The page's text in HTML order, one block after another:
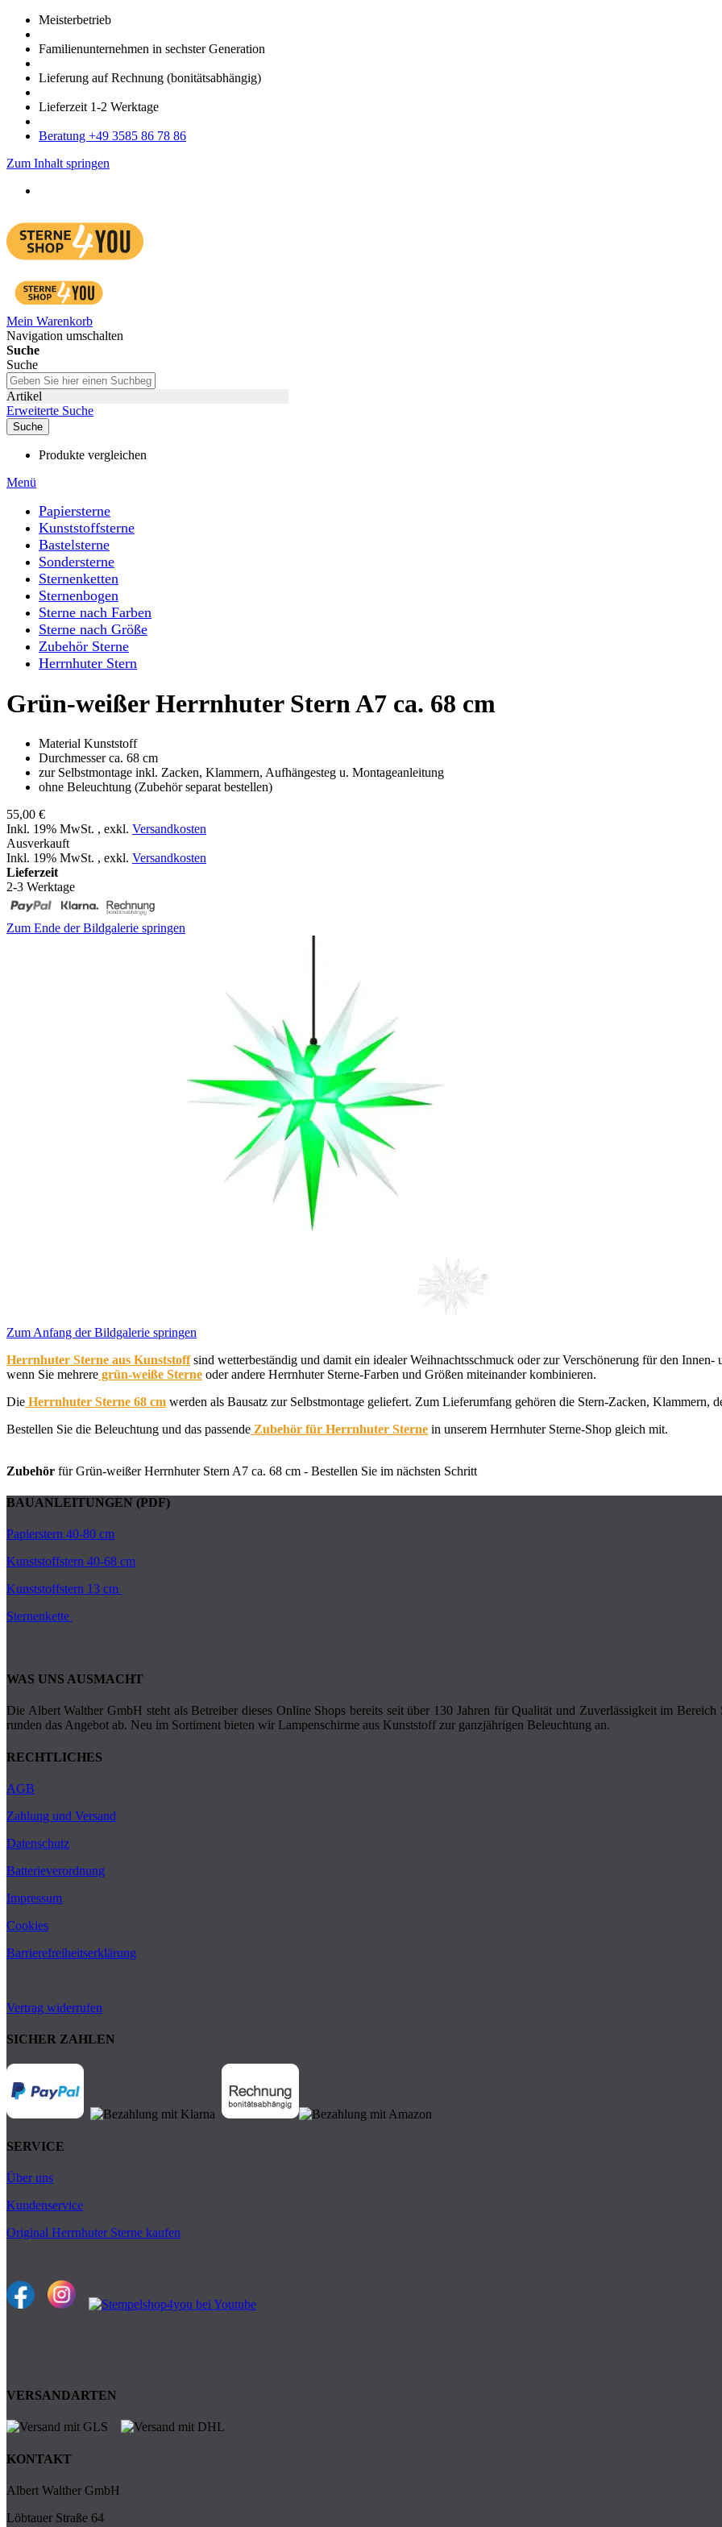
Meister­betrieb
Familien­unter­nehmen in sechster Gene­ration
Lieferung auf Rech­nung (bonitätsabhängig)
Liefer­zeit 1-2 Werk­tage
Bera­tung +49 3585 86 78 86
Zum Inhalt springen
Mein Warenkorb
Navigation umschalten
Suche
Suche
Artikel
Erweiterte Suche
Suche
Produkte vergleichen
Menü
Papiersterne
Kunststoffsterne
Bastelsterne
Sondersterne
Sternenketten
Sternenbogen
Sterne nach Farben
Sterne nach Größe
Zubehör Sterne
Herrnhuter Stern
Grün-weißer Herrnhuter Stern A7 ca. 68 cm
Material Kunststoff
Durchmesser ca. 68 cm
zur Selbstmontage inkl. Zacken, Klammern, Aufhängesteg u. Montageanleitung
ohne Beleuchtung (Zubehör separat bestellen)
55,00 €
Inkl. 19% MwSt. , exkl. Versandkosten
Ausverkauft
Inkl. 19% MwSt. , exkl. Versandkosten
Lieferzeit
2-3 Werktage
Zum Ende der Bildgalerie springen
Zum Anfang der Bildgalerie springen
Herrnhuter Sterne aus Kunststoffsind wetterbeständig und damit ein idealer Weihnachtsschmuck oder zur Verschönerung für den
wenn Sie mehrere grün-weiße Sterne oder andere Herrnhuter Sterne-Farben und Größen miteinander kombinieren.
Die Herrnhuter Sterne 68 cm werden als Bausatz zur Selbstmontage geliefert. Zum Lieferumfang gehören die Stern-Zacken, Klammern,
Bestellen Sie die Beleuchtung und das passende Zubehör für Herrnhuter Sterne in unserem Herrnhuter Sterne-Shop gleich mit.
Zubehör für Grün-weißer Herrnhuter Stern A7 ca. 68 cm - Bestellen Sie im nächsten Schritt
BAUANLEITUNGEN (PDF)
Papierstern 40-80 cm
Kunststoffstern 40-68 cm
Kunststoffstern 13 cm
Sternenkette
WAS UNS AUSMACHT
Die Albert Walther GmbH steht als Betreiber dieses Online Shops bereits seit über 130 Jahren für Qualität und Zuverlässigkeit im
runden das Angebot ab. Neu im Sortiment bieten wir Lampenschirme aus Kunststoff zur ganzjährigen Beleuchtung an.
RECHTLICHES
AGB
Zahlung und Versand
Datenschutz
Batterieverordnung
Impressum
Cookies
Barrierefreiheitserklärung
Vertrag widerrufen
SICHER ZAHLEN
SERVICE
Über uns
Kundenservice
Original Herrnhuter Sterne kaufen
VERSANDARTEN
KONTAKT
Albert Walther GmbH
Löbtauer Straße 64